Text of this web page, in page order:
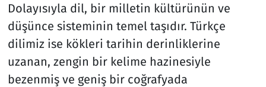
Dolayısıyla dil, bir milletin kültürünün ve
düşünce sisteminin temel taşıdır. Türkçe
dilimiz ise kökleri tarihin derinliklerine
uzanan, zengin bir kelime hazinesiyle
bezenmiş ve geniş bir coğrafyada